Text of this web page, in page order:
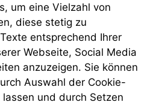
um eine Vielzahl von
diese stetig zu
entsprechend Ihrer
Webseite, Social Media
anzuzeigen. Sie können
Auswahl der Cookie-
und durch Setzen
Marketing
Wir speichern
anonyme Daten ab,
um interne
marketingtechnische
Auswertungen
durchführen zu
können. Diese helfen